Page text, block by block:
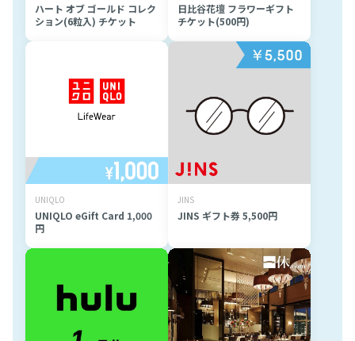
ハート オブ ゴールド コレク
ション(6粒入) チケット
日比谷花壇 フラワーギフト
チケット(500円)
UNIQLO
UNIQLO eGift Card 1,000
円
JINS
JINS ギフト券 5,500円